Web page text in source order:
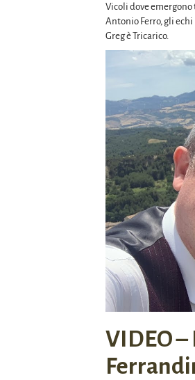
Vicoli dove
Antonio Ferro, gli
Greg è Tricarico.
VIDEO